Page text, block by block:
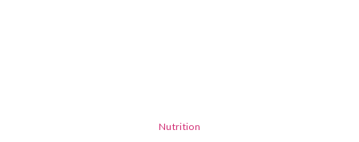
Nutrition